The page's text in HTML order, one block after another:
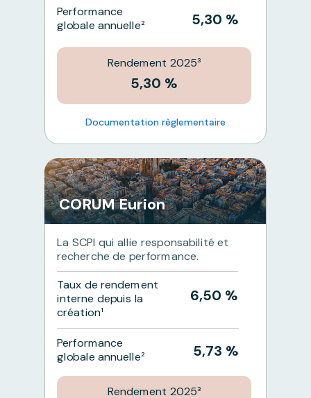
5,30 %
Rendement 2025³
5,30 %
Performance
globale annuelle²
Documentation règlementaire
La SCPI qui allie responsabilité et
recherche de performance.
Taux de rendement
interne depuis la
création¹
6,50 %
Rendement 2025³
5,73 %
Performance
globale annuelle²
CORUM Eurion